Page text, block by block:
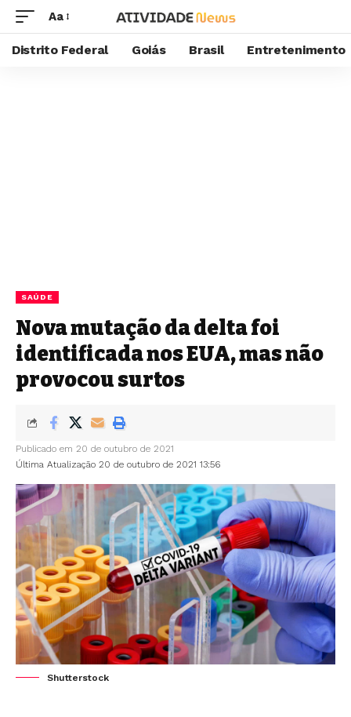
Aa
Distrito Federal Goiás Brasil Entretenimento
SAÚDE
Nova mutação da delta foi
identificada nos EUA, mas não
provocou surtos
Última Atualização 20 de outubro de 2021 13:56
Publicado em 20 de outubro de 2021
Shutterstock